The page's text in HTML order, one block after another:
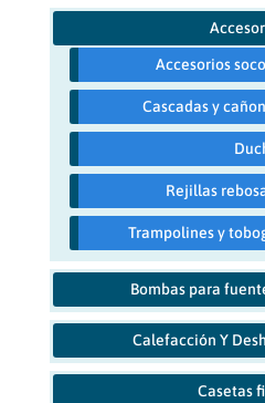
de
Accesorios
Cascadas y
Rejillas
Trampolines y
Bombas para
Calefacción Y
Casetas